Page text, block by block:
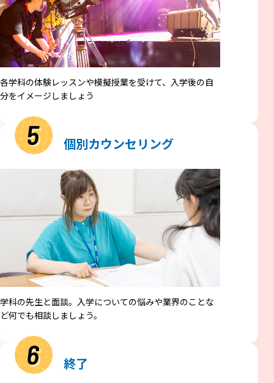
各学科の体験レッスンや模擬授業を受けて、入学後の自
分をイメージしましょう
5 個別カウンセリング
学科の先生と面談。入学についての悩みや業界のことな
ど何でも相談しましょう。
6 終了